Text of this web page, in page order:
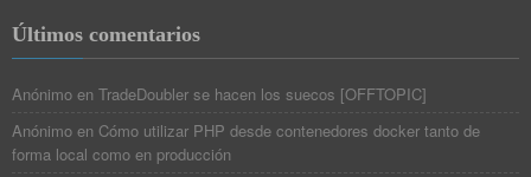
Últimos comentarios
Anónimo en TradeDoubler se hacen los suecos [OFFTOPIC]
Anónimo en Cómo utilizar PHP desde contenedores docker tanto de
forma local como en producción